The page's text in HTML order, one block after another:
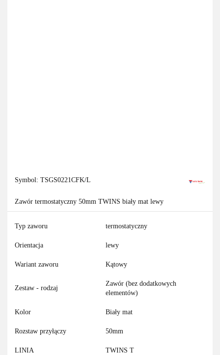
Symbol: TSGS0221CFK/L
Zawór termostatyczny 50mm TWINS biały mat lewy
Typ zaworu termostatyczny
Orientacja lewy
Wariant zaworu Kątowy
Zestaw - rodzaj
Zawór (bez dodatkowych
elementów)
Kolor Biały mat
Rozstaw przyłączy 50mm
LINIA TWINS T